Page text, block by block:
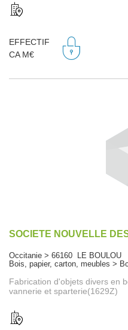
EFFECTIF
CA M€
SOCIETE NOUVELLE
Occitanie > 66160 LE BOULOU
Bois, papier, carton, meubles >
Fabrication d'objets divers en
vannerie et sparterie(1629Z)